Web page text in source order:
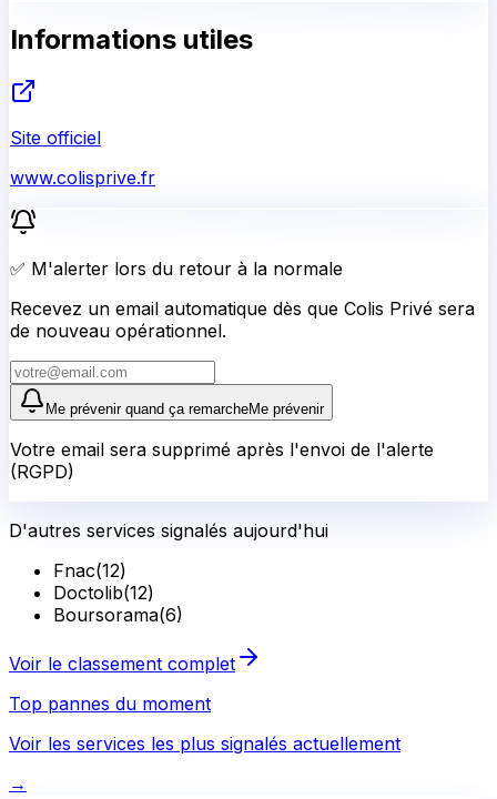
Informations utiles
Site officiel
www.colisprive.fr
✅ M'alerter lors du retour à la normale
Recevez un email automatique dès que Colis Privé sera
de nouveau opérationnel.
Me prévenir quand ça remarcheMe prévenir
Votre email sera supprimé après l'envoi de l'alerte
(RGPD)
D'autres services signalés aujourd'hui
Fnac(12)
Doctolib(12)
Boursorama(6)
Voir le classement complet
Top pannes du moment
Voir les services les plus signalés actuellement
→